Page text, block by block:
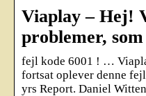
Viaplay – Hej!
problemer,
fejl kode 6001 ! …
fortsat oplever denne
yrs Report. Daniel